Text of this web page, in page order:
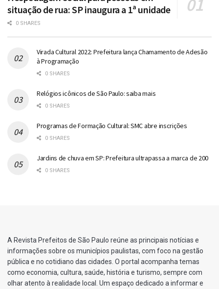
situação de rua: SP inaugura a 1ª unidade
0 SHARES
Virada Cultural 2022: Prefeitura lança Chamamento de Adesão
à Programação
0 SHARES
Relógios icônicos de São Paulo: saiba mais
0 SHARES
Programas de Formação Cultural: SMC abre inscrições
0 SHARES
Jardins de chuva em SP: Prefeitura ultrapassa a marca de 200
0 SHARES
A Revista Prefeitos de São Paulo reúne as principais notícias e
informações sobre os municípios paulistas, com foco na gestão
pública e no cotidiano das cidades. O portal acompanha temas
como economia, cultura, saúde, história e turismo, sempre com
olhar atento à realidade local. Um espaço dedicado a informar e